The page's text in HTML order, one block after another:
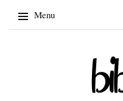
Menu